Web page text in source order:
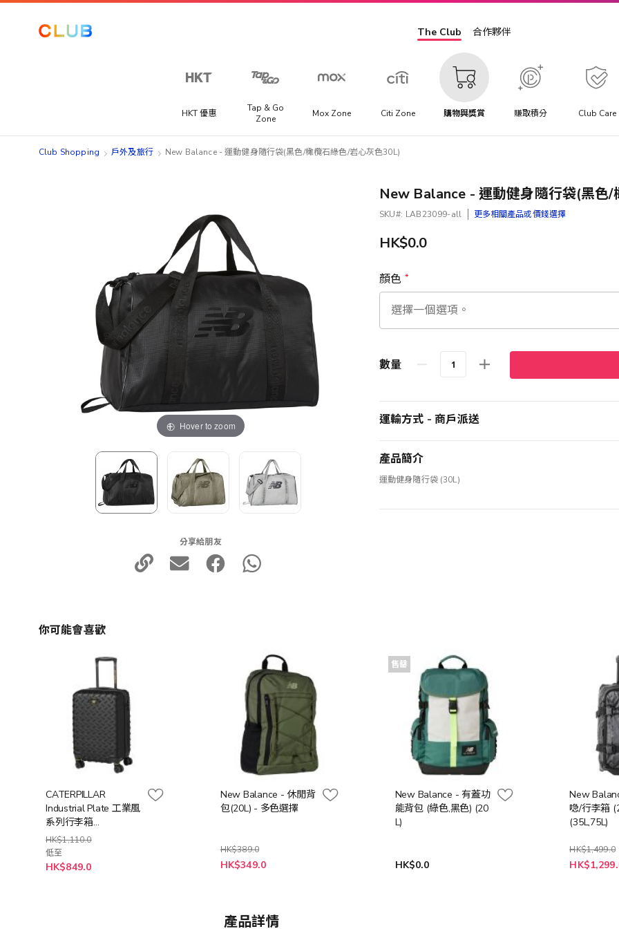
The Club 合作夥伴
HKT 優惠
Tap & Go
Zone
Mox Zone Citi Zone 購物與獎賞 賺取積分 Club Care
Club Shopping 戶外及旅行 New Balance - 運動健身隨行袋(黑色/橄欖石綠色/岩心灰色30L)
Hover to zoom
分享給朋友
New Balance - 運動健身隨行袋(黑色
SKU LAB23099-all 更多相關產品或價錢選擇
HK$0.0
顏色
數量
運輸方式 - 商戶派送
產品簡介
運動健身隨行袋 (30L)
你可能會喜歡
CATERPILLAR
Industrial Plate 工業風
系列行李箱
(20"/24"/28) (黑色/黃
色)
HK$1,110.0
低至
HK$849.0
New Balance - 休閒背
包(20L) - 多色選擇
HK$389.0
HK$349.0
售罄
New Balance - 有蓋功
能背包 (綠色,黑色) (20
L)
HK$0.0
New
喼/行李箱
(35L,75L)
HK$1,499.0
產品詳情